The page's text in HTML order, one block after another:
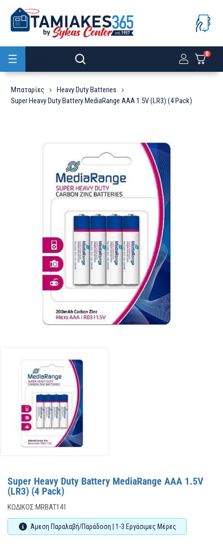
0
Μπαταρίες
Heavy Duty Batteries
Super Heavy Duty Battery MediaRange AAA 1.5V (LR3) (4 Pack)
Super Heavy Duty Battery MediaRange AAA 1.5V
(LR3) (4 Pack)
ΚΩΔΙΚΌΣ:MRBAT141
Άμεση Παραλαβή/Παράδοση | 1-3 Εργάσιμες Μέρες